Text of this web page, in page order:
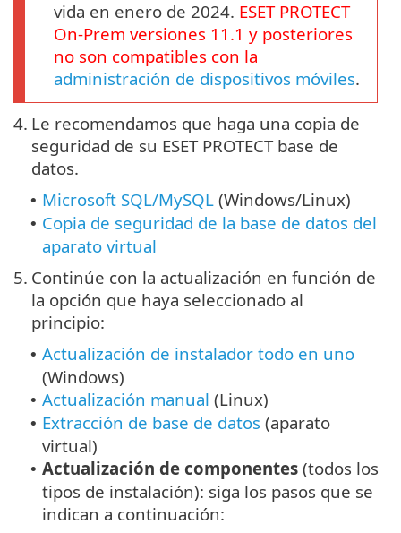
vida en enero de 2024. ESET PROTECT
On-Prem versiones 11.1 y posteriores
no son compatibles con la
administración de dispositivos móviles.
4. Le recomendamos que haga una copia de
seguridad de su ESET PROTECT base de
datos.
• Microsoft SQL/MySQL (Windows/Linux)
• Copia de seguridad de la base de datos del
aparato virtual
5. Continúe con la actualización en función de
la opción que haya seleccionado al
principio:
• Actualización de instalador todo en uno
(Windows)
• Actualización manual (Linux)
• Extracción de base de datos (aparato
virtual)
• Actualización de componentes (todos los
tipos de instalación): siga los pasos que se
indican a continuación: